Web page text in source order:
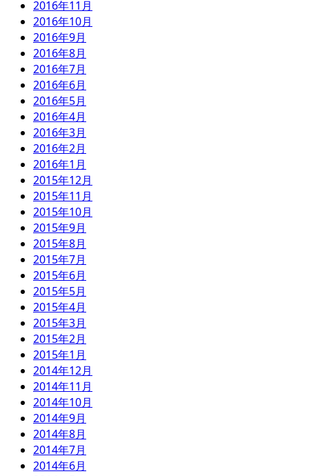
2016年11月
2016年10月
2016年9月
2016年8月
2016年7月
2016年6月
2016年5月
2016年4月
2016年3月
2016年2月
2016年1月
2015年12月
2015年11月
2015年10月
2015年9月
2015年8月
2015年7月
2015年6月
2015年5月
2015年4月
2015年3月
2015年2月
2015年1月
2014年12月
2014年11月
2014年10月
2014年9月
2014年8月
2014年7月
2014年6月